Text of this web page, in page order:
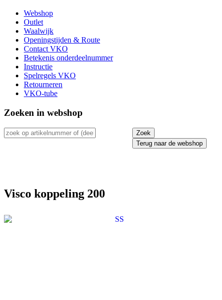
Webshop
Outlet
Waalwijk
Openingstijden & Route
Contact VKO
Betekenis onderdeelnummer
Instructie
Spelregels VKO
Retourneren
VKO-tube
Zoeken in webshop
Terug naar de webshop
Visco koppeling 200